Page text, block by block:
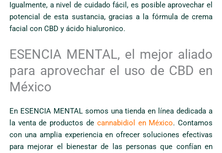
Igualmente, a nivel de cuidado fácil, es posible aprovechar el
potencial de esta sustancia, gracias a la fórmula de crema
facial con CBD y ácido hialuronico.
ESENCIA MENTAL, el mejor aliado
para aprovechar el uso de CBD en
México
En ESENCIA MENTAL somos una tienda en línea dedicada a
la venta de productos de cannabidiol en México. Contamos
con una amplia experiencia en ofrecer soluciones efectivas
para mejorar el bienestar de las personas que confían en